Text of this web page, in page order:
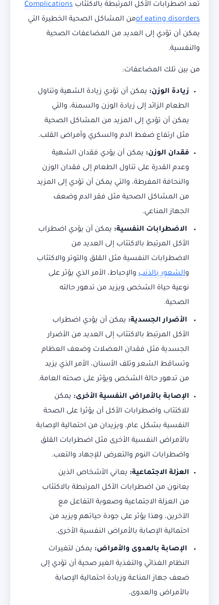
تعد اضطرابات الأكل المرتبطة بالاكتئاب Complications
of eating disordersمن المشاكل الصحية الخطيرة التي
يمكن أن تؤدي إلى العديد من المضاعفات الصحية
والنفسية.
من بين تلك المضاعفات:
زيادة الوزن: يمكن أن تؤدي زيادة الشهية وتناول
الطعام الزائد إلى زيادة الوزن والسمنة، والتي
يمكن أن تؤدي إلى المزيد من المشاكل الصحية
مثل ارتفاع ضغط الدم والسكري وأمراض القلب.
فقدان الوزن: يمكن أن يؤدي فقدان الشهية
وعدم القدرة على تناول الطعام إلى فقدان الوزن
والنحافة المفرطة، والتي يمكن أن تؤدي إلى المزيد
من المشاكل الصحية مثل فقر الدم وضعف
الجهاز المناعي.
الاضطرابات النفسية: يمكن أن يؤدي اضطراب
الأكل المرتبط بالاكتئاب إلى العديد من
الاضطرابات النفسية مثل القلق والتوتر والاكتئاب
والشعور بالذنب والإحباط، الأمر الذي يؤثر على
نوعية حياة الشخص ويزيد من تدهور حالته
الصحية.
الأضرار الجسدية: يمكن أن يؤدي اضطراب
الأكل المرتبط بالاكتئاب إلى العديد من الأضرار
الجسدية مثل فقدان العضلات وضعف العظام
وتساقط الشعر وتلف الأسنان، الأمر الذي يزيد
من تدهور حالة الشخص ويؤثر على صحته العامة.
الإصابة بالأمراض النفسية الأخرى: يمكن
للاكتئاب واضطرابات الأكل أن يؤثرا على الصحة
النفسية بشكل عام، ويزيدان من احتمالية الإصابة
بالأمراض النفسية الأخرى مثل اضطرابات القلق
واضطرابات النوم والتعرض للإجهاد والتعب.
العزلة الاجتماعية: يعاني الأشخاص الذين
يعانون من اضطرابات الأكل المرتبطة بالاكتئاب
من العزلة الاجتماعية وصعوبة التفاعل مع
الآخرين، وهذا يؤثر على جودة حياتهم ويزيد من
احتمالية الإصابة بالأمراض النفسية الأخرى.
الإصابة بالعدوى والأمراض: يمكن لتغيرات
النظام الغذائي والتغذية الغير صحية أن تؤدي إلى
ضعف جهاز المناعة وزيادة احتمالية الإصابة
بالأمراض والعدوى.